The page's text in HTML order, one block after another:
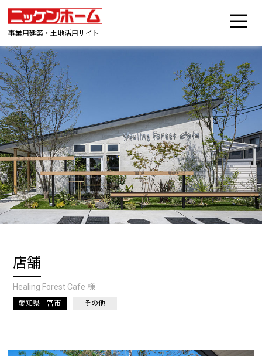
事業用建築・土地活用サイト
店舗
Healing Forest Cafe 様
愛知県一宮市 その他